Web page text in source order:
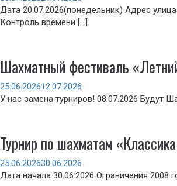
Дата 20.07.2026(понедельник) Адрес
Контроль времени […]
Шахматный фестиваль
25.06.202612.07.2026
У нас замена турниров! 08.07.2026 Будут
Турнир по шахматам
25.06.202630.06.2026
Дата начала 30.06.2026 Ограничения